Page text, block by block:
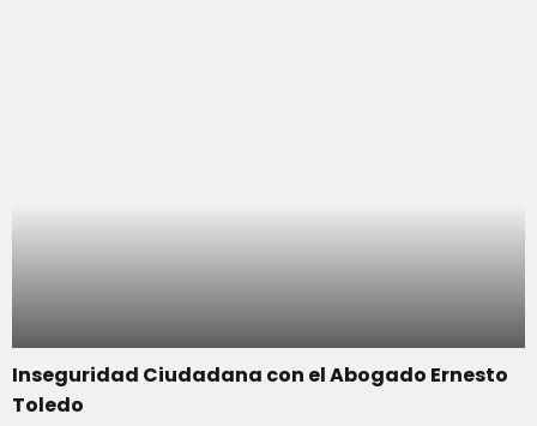
Inseguridad Ciudadana con el Abogado Ernesto
Toledo